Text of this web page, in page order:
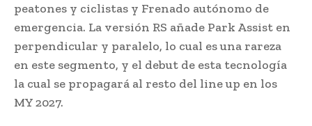
peatones y ciclistas y Frenado autónomo de
emergencia. La versión RS añade Park Assist en
perpendicular y paralelo, lo cual es una rareza
en este segmento, y el debut de esta tecnología
la cual se propagará al resto del line up en los
MY 2027.